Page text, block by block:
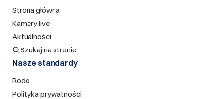
Strona główna
Kamery live
Aktualności
Szukaj na stronie
Nasze standardy
Rodo
Polityka prywatności